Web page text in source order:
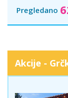
Pregledano
Akcije -